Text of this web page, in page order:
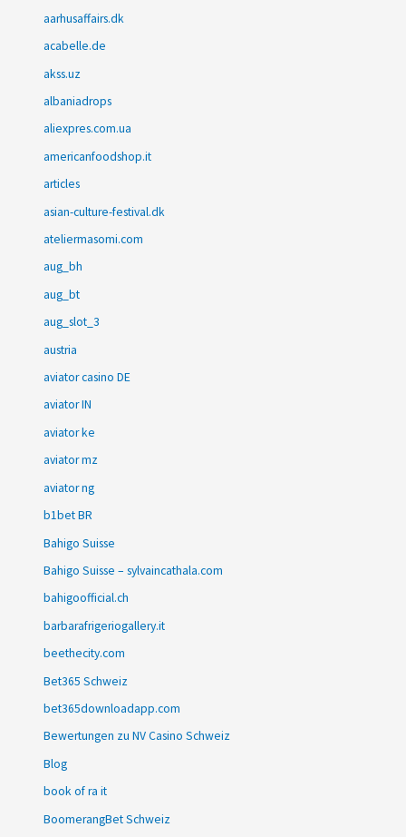
aarhusaffairs.dk
acabelle.de
akss.uz
albaniadrops
aliexpres.com.ua
americanfoodshop.it
articles
asian-culture-festival.dk
ateliermasomi.com
aug_bh
aug_bt
aug_slot_3
austria
aviator casino DE
aviator IN
aviator ke
aviator mz
aviator ng
b1bet BR
Bahigo Suisse
Bahigo Suisse – sylvaincathala.com
bahigoofficial.ch
barbarafrigeriogallery.it
beethecity.com
Bet365 Schweiz
bet365downloadapp.com
Bewertungen zu NV Casino Schweiz
Blog
book of ra it
BoomerangBet Schweiz